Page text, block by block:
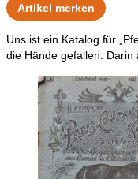
Artikel merken
Uns ist ein Katalog für
die Hände gefallen. Darin